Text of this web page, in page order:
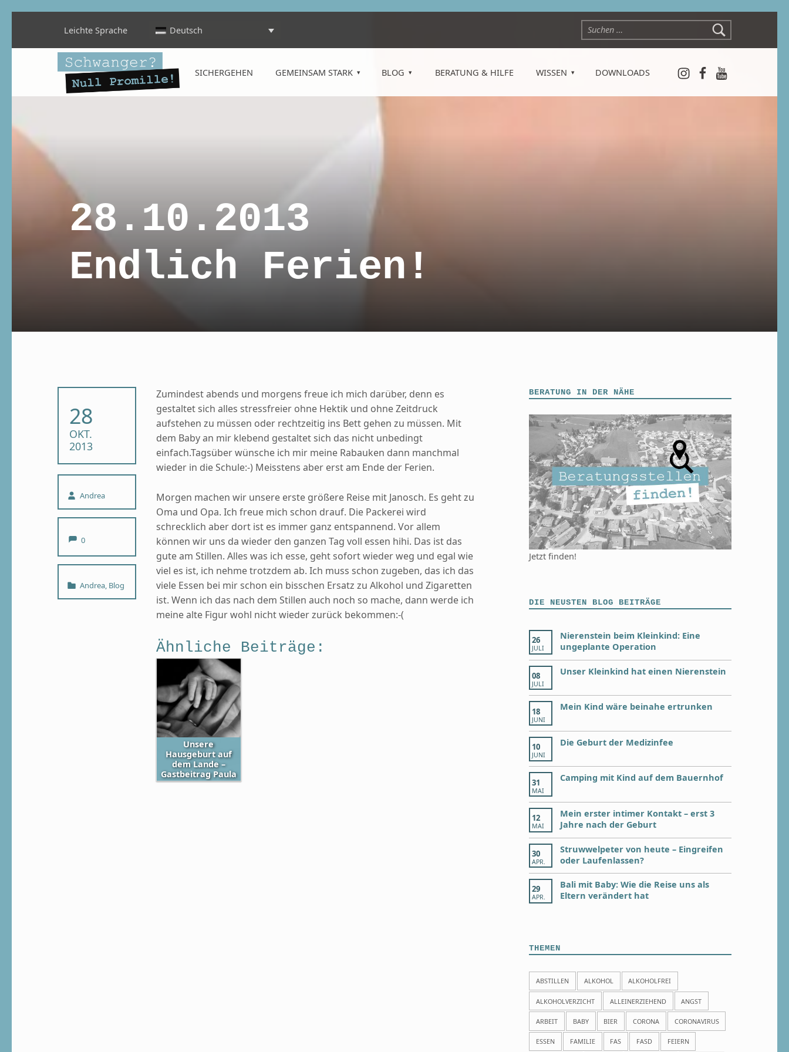
SICHERGEHEN GEMEINSAM STARK BLOG BERATUNG & HILFE WISSEN DOWNLOADS
Instagram
Facebook
YouTube
Leichte Sprache Deutsch
28.10.2013
Endlich Ferien!
28
OKT.
2013
Written by:
Andrea
0
Categorized in:
Andrea, Blog
Zumindest abends und morgens freue ich mich darüber, denn es
gestaltet sich alles stressfreier ohne Hektik und ohne Zeitdruck
aufstehen zu müssen oder rechtzeitig ins Bett gehen zu müssen. Mit
dem Baby an mir klebend gestaltet sich das nicht unbedingt
einfach.Tagsüber wünsche ich mir meine Rabauken dann manchmal
wieder in die Schule:-) Meisstens aber erst am Ende der Ferien.
Morgen machen wir unsere erste größere Reise mit Janosch. Es geht zu
Oma und Opa. Ich freue mich schon drauf. Die Packerei wird
schrecklich aber dort ist es immer ganz entspannend. Vor allem
können wir uns da wieder den ganzen Tag voll essen hihi. Das ist das
gute am Stillen. Alles was ich esse, geht sofort wieder weg und egal wie
viel es ist, ich nehme trotzdem ab. Ich muss schon zugeben, das ich das
viele Essen bei mir schon ein bisschen Ersatz zu Alkohol und Zigaretten
ist. Wenn ich das nach dem Stillen auch noch so mache, dann werde ich
meine alte Figur wohl nicht wieder zurück bekommen:-(
Ähnliche Beiträge:
Unsere
Hausgeburt auf
dem Lande –
Gastbeitrag Paula
BERATUNG IN DER NÄHE
Jetzt finden!
DIE NEUSTEN BLOG BEITRÄGE
26
JULI
Nierenstein beim Kleinkind: Eine
ungeplante Operation
08
JULI
Unser Kleinkind hat einen Nierenstein
18
JUNI
Mein Kind wäre beinahe ertrunken
10
JUNI
Die Geburt der Medizinfee
31
MAI
Camping mit Kind auf dem Bauernhof
12
MAI
Mein erster intimer Kontakt – erst 3
Jahre nach der Geburt
30
APR.
Struwwelpeter von heute – Eingreifen
oder Laufenlassen?
29
APR.
Bali mit Baby: Wie die Reise uns als
Eltern verändert hat
THEMEN
ABSTILLEN ALKOHOL ALKOHOLFREI
ALKOHOLVERZICHT ALLEINERZIEHEND ANGST
ARBEIT BABY BIER CORONA CORONAVIRUS
ESSEN FAMILIE FAS FASD FEIERN